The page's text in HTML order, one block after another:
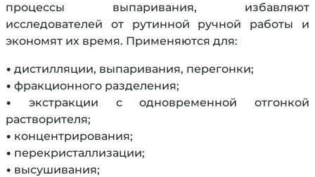
процессы выпаривания, избавляют
исследователей от рутинной ручной работы и
экономят их время. Применяются для:
• дистилляции, выпаривания, перегонки;
• фракционного разделения;
• экстракции с одновременной отгонкой
растворителя;
• концентрирования;
• перекристаллизации;
• высушивания;